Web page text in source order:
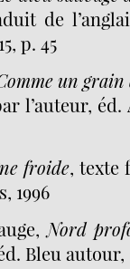
de
p. 45
un grain
l’auteur, éd.
froide, texte
1996
Nord
Bleu autour,